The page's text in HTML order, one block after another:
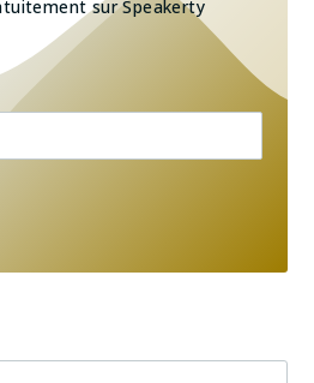
sur Speakerty